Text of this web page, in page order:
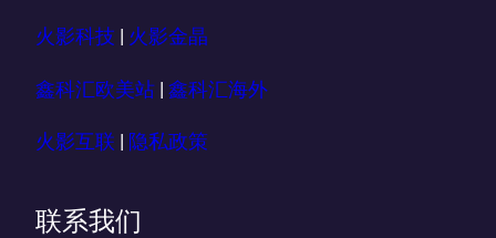
火影科技 火影金晶
鑫科汇欧美站 | 鑫科汇海外
火影互联 隐私政策
联系我们